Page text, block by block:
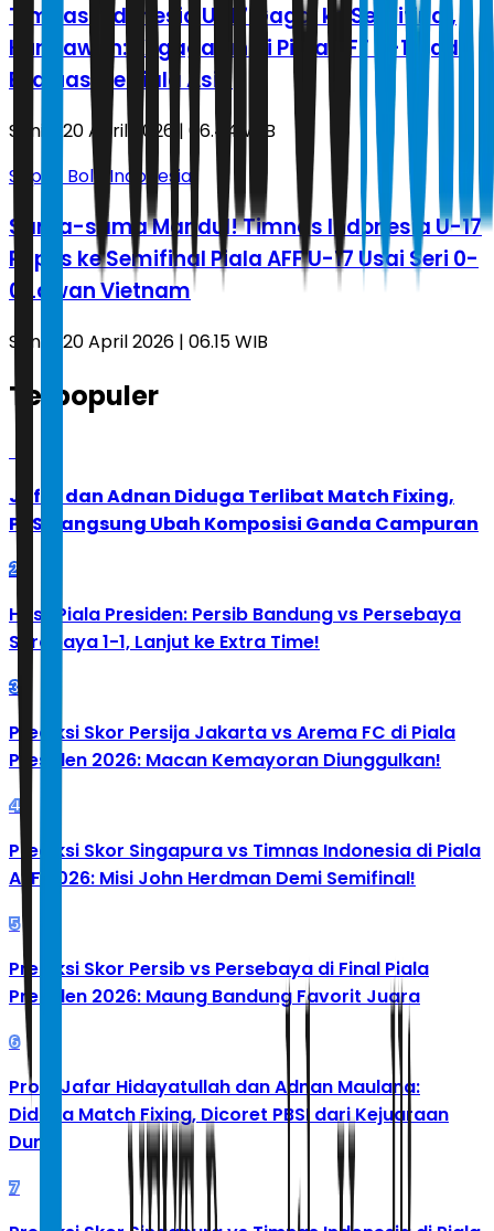
Timnas Indonesia U-17 Gagal ke Semifinal,
Kurniawan: Kegagalan di Piala AFF U-17 jadi
Evaluasi ke Piala Asia
Senin, 20 April 2026 | 06.44 WIB
Sepak Bola Indonesia
Sama-sama Mandul! Timnas Indonesia U-17
Pupus ke Semifinal Piala AFF U-17 Usai Seri 0-
0 Lawan Vietnam
Senin, 20 April 2026 | 06.15 WIB
Terpopuler
Jafar dan Adnan Diduga Terlibat Match Fixing,
PBSI Langsung Ubah Komposisi Ganda Campuran
2
Hasil Piala Presiden: Persib Bandung vs Persebaya
Surabaya 1-1, Lanjut ke Extra Time!
3
Prediksi Skor Persija Jakarta vs Arema FC di Piala
Presiden 2026: Macan Kemayoran Diunggulkan!
4
Prediksi Skor Singapura vs Timnas Indonesia di Piala
AFF 2026: Misi John Herdman Demi Semifinal!
5
Prediksi Skor Persib vs Persebaya di Final Piala
Presiden 2026: Maung Bandung Favorit Juara
6
Profil Jafar Hidayatullah dan Adnan Maulana:
Diduga Match Fixing, Dicoret PBSI dari Kejuaraan
Dunia
7